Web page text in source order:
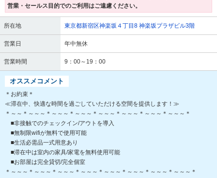
営業・セールス目的でのご利用はご遠慮ください。
所在地 東京都新宿区神楽坂４丁目8 神楽坂プラザビル3階
営業日 年中無休
営業時間 9：00～19：00
オススメコメント
＊お約束＊
≪滞在中、快適な時間を過ごしていただける空間を提供します！≫
＊～～＊～～～＊～～～＊～～～＊～～～＊～～～＊～～～＊～～～＊
■非接触でのチェックイン/アウトを導入
■無制限wifiが無料で使用可能
■生活必需品一式用意あり
■滞在中は室内の家具/家電を無料使用可能
■お部屋は完全貸切/完全個室
＊～～～＊～～～＊～～～＊～～～＊～～～＊～～～＊～～～＊～～～＊